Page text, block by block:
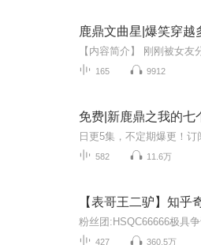
鹿鼎文曲星|爆笑穿越
165 9912
免费|新鹿鼎之我的七
582 11.6万
【表哥王二驴】知乎
427 360.5万